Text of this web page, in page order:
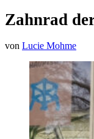
Zahnrad
von Lucie Mohme